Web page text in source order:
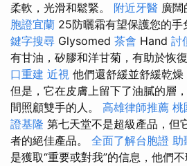
柔軟，光滑和鬆緊。 附近牙醫 廣闊
胞證宜蘭 25防曬霜有望保護您的手
鍵字搜尋 Glysomed 茶會 Hand 討
有甘油，矽膠和洋甘菊，有助於恢
口重建 近視 他們還舒緩並舒緩乾燥
但是，它在皮膚上留下了油膩的層
間照顧雙手的人。 高雄律師推薦 桃
證基隆 第七天堂不是超級產品，但
者的絕佳產品。 全面了解台胞證 助
是獲取“重要或對我”的信息，他們